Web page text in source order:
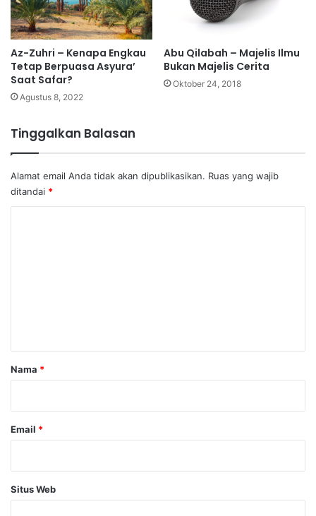
Az-Zuhri – Kenapa Engkau
Tetap Berpuasa Asyura’
Saat Safar?
Agustus 8, 2022
Abu Qilabah – Majelis Ilmu
Bukan Majelis Cerita
Oktober 24, 2018
Tinggalkan Balasan
Alamat email Anda tidak akan dipublikasikan. Ruas yang wajib
ditandai *
rNama *
Email *
Situs Web